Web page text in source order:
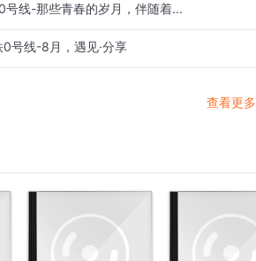
线-那些青春的岁月，伴随着...
号线-8月，遇见·分享
查看更多